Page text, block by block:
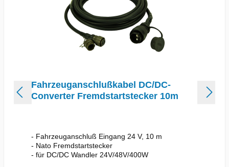
Fahrzeuganschlußkabel DC/DC-
Converter Fremdstartstecker 10m
- Fahrzeuganschluß Eingang 24 V, 10 m
- Nato Fremdstartstecker
- für DC/DC Wandler 24V/48V/400W